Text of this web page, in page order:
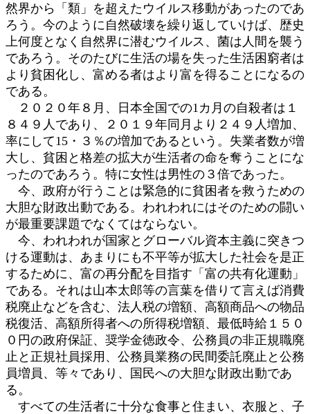
然界から「類」を超えたウイルス移動があったのであ
ろう。今のように自然破壊を繰り返していけば、歴史
上何度となく自然界に潜むウイルス、菌は人間を襲う
であろう。そのたびに生活の場を失った生活困窮者は
より貧困化し、富める者はより富を得ることになるの
である。
２０２０年８月、日本全国での1カ月の自殺者は１
８４９人であり、２０１９年同月より２４９人増加、
率にして15・３％の増加であるという。失業者数が増
大し、貧困と格差の拡大が生活者の命を奪うことにな
ったのであろう。特に女性は男性の３倍であった。
今、政府が行うことは緊急的に貧困者を救うための
大胆な財政出動である。われわれにはそのための闘い
が最重要課題でなくてはならない。
今、われわれが国家とグローバル資本主義に突きつ
ける運動は、あまりにも不平等が拡大した社会を是正
するために、富の再分配を目指す「富の共有化運動」
である。それは山本太郎等の言葉を借りて言えば消費
税廃止などを含む、法人税の増額、高額商品への物品
税復活、高額所得者への所得税増額、最低時給１５０
０円の政府保証、奨学金徳政令、公務員の非正規職廃
止と正規社員採用、公務員業務の民間委託廃止と公務
員増員、等々であり、国民への大胆な財政出動であ
る。
すべての生活者に十分な食事と住まい、衣服と、子